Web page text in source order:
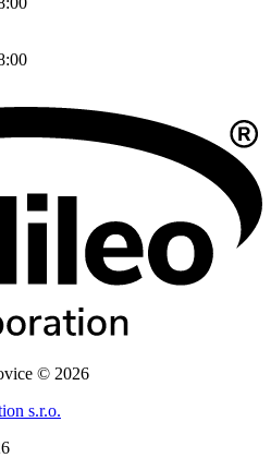
© 2026
s.r.o.